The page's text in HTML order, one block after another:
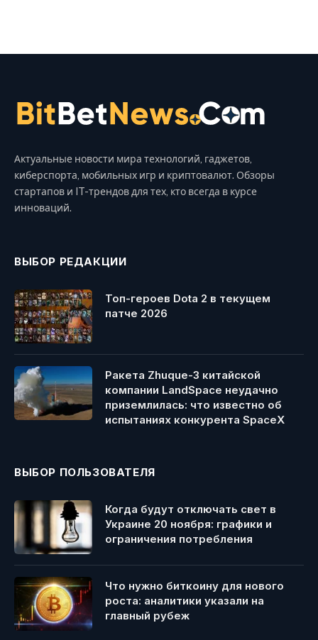
Актуальные новости мира технологий, гаджетов,
киберспорта, мобильных игр и криптовалют. Обзоры
стартапов и IT-трендов для тех, кто всегда в курсе
инноваций.
ВЫБОР РЕДАКЦИИ
Топ-героев Dota 2 в текущем
патче 2026
Ракета Zhuque-3 китайской
компании LandSpace неудачно
приземлилась: что известно об
испытаниях конкурента SpaceX
ВЫБОР ПОЛЬЗОВАТЕЛЯ
Когда будут отключать свет в
Украине 20 ноября: графики и
ограничения потребления
Что нужно биткоину для нового
роста: аналитики указали на
главный рубеж